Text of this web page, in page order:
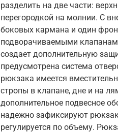
разделить на две части:
перегородкой на молнии. С
боковых кармана и один
подворачиваемыми
создает дополнительную
предусмотрена система
рюкзака имеется
стропы в клапане, дне и на
дополнительное подвесное
надежно зафиксируют
регулируется по объему.